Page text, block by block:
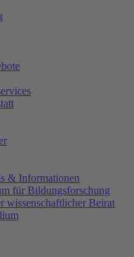
& Informationen
für Bildungsforschung
wissenschaftlicher Beirat